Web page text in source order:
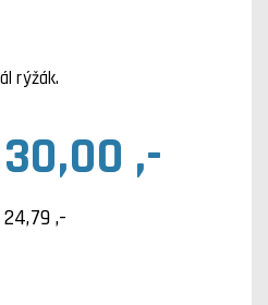
rýžák.
30,00 ,-
24,79 ,-